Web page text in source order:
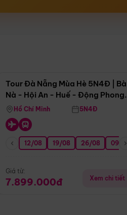
06/09 13/09 20/09 27/09
Tour Đà Nẵng Mùa Hè 5N4Đ | Bà
Nà - Hội An - Huế - Động Phong
NhaHồ Chí Minh 5N4Đ
12/08 19/08 26/08 09/09
Giá từ:
7.899.000đ Xem chi tiết